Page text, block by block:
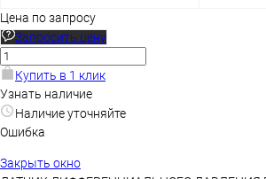
Цена по запросу
Запросить цену
Купить в 1 клик
Узнать наличие
Наличие уточняйте
Ошибка
Закрыть окно